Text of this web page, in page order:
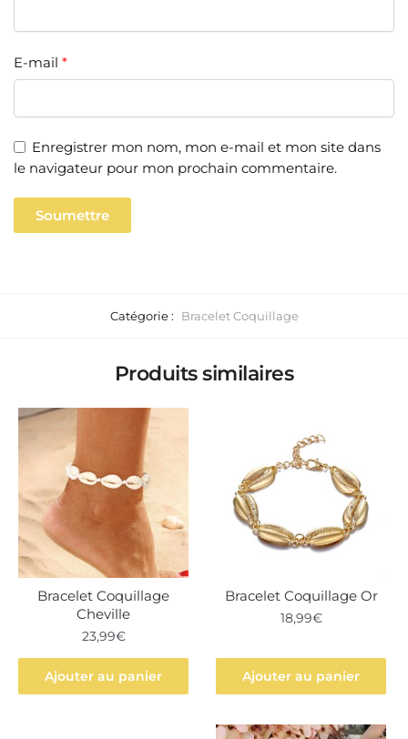
E-mail *
Enregistrer mon nom, mon e-mail et mon site dans
le navigateur pour mon prochain commentaire.
Catégorie : Bracelet Coquillage
Produits similaires
Bracelet Coquillage
Cheville
23,99€
Ajouter au panier
Bracelet Coquillage Or
18,99€
Ajouter au panier